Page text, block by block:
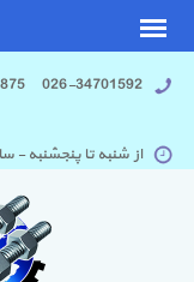
026-34701592 021-66628875
از شنبه تا پنجشنبه - ساعت 9